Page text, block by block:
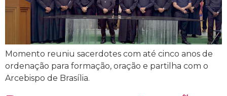
Momento reuniu sacerdotes com até cinco anos de
ordenação para formação, oração e partilha com o
Arcebispo de Brasília.